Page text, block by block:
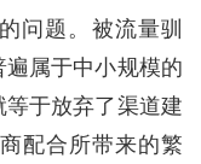
问题。被流量驯
属于中小规模的
于放弃了渠道建
配合所带来的繁